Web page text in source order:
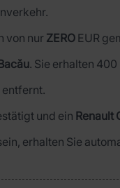
von nur ZERO EUR
. Sie erhalten
entfernt.
und ein Renault
erhalten Sie